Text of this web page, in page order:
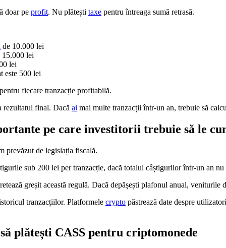
doar pe profit. Nu plătești taxe pentru întreaga sumă retrasă.
de 10.000 lei
lei
lei
este 500 lei
fiecare tranzacție profitabilă.
rezultatul final. Dacă ai mai multe tranzacții într-un an, trebuie să
pe care investitorii trebuie să le
prevăzut de legislația fiscală.
sub 200 lei per tranzacție, dacă totalul câștigurilor într-un an nu
greșit această regulă. Dacă depășești plafonul anual, veniturile
tranzacțiilor. Platformele crypto păstrează date despre
plătești CASS pentru criptomonede